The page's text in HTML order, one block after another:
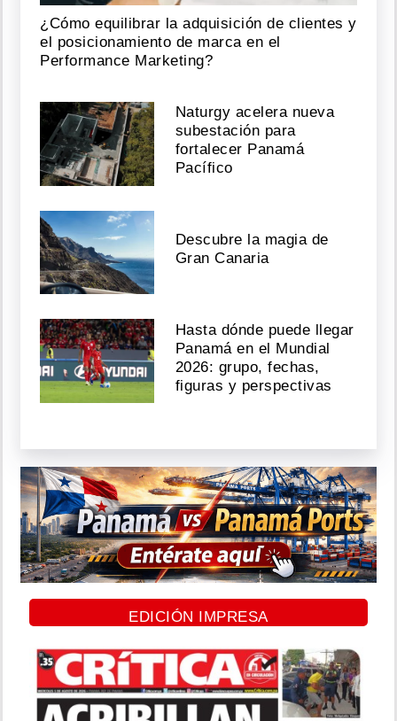
¿Cómo equilibrar la adquisición de clientes y
el posicionamiento de marca en el
Performance Marketing?
Naturgy acelera nueva
subestación para
fortalecer Panamá
Pacífico
Descubre la magia de
Gran Canaria
Hasta dónde puede llegar
Panamá en el Mundial
2026: grupo, fechas,
figuras y perspectivas
EDICIÓN IMPRESA